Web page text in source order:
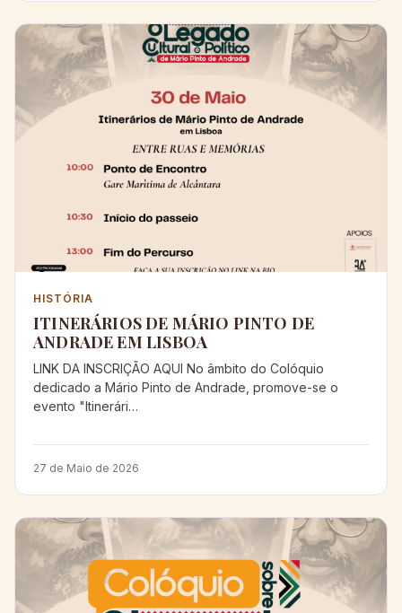
HISTÓRIA
ITINERÁRIOS DE MÁRIO PINTO DE
ANDRADE EM LISBOA
LINK DA INSCRIÇÃO AQUI No âmbito do Colóquio
dedicado a Mário Pinto de Andrade, promove-se o
evento "Itinerári…
27 de Maio de 2026